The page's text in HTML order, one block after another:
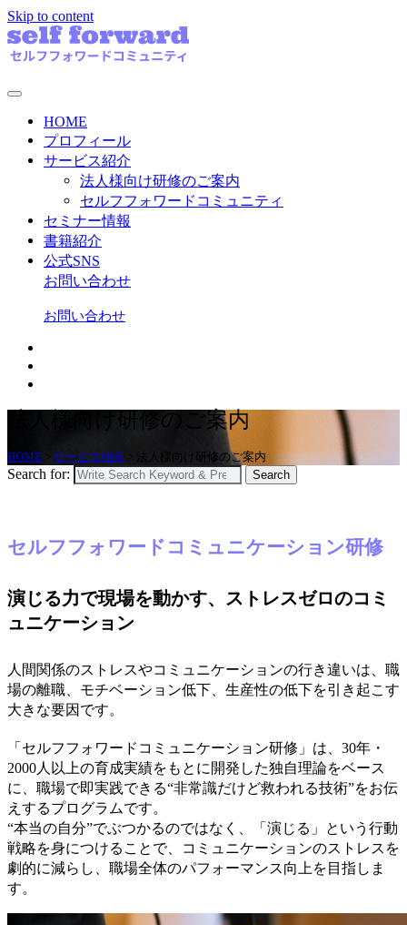
Skip to content
HOME
プロフィール
サービス紹介
法人様向け研修のご案内
セルフフォワードコミュニティ
セミナー情報
書籍紹介
公式SNS
お問い合わせ
お問い合わせ
法人様向け研修のご案内
HOME サービス紹介 法人様向け研修のご案内
Search for: Search
セルフフォワードコミュニケーション研修
演じる力で現場を動かす、ストレスゼロのコミ
ュニケーション
人間関係のストレスやコミュニケーションの行き違いは、職
場の離職、モチベーション低下、生産性の低下を引き起こす
大きな要因です。
「セルフフォワードコミュニケーション研修」は、30年・
2000人以上の育成実績をもとに開発した独自理論をベース
に、職場で即実践できる“非常識だけど救われる技術”をお伝
えするプログラムです。
“本当の自分”でぶつかるのではなく、「演じる」という行動
戦略を身につけることで、コミュニケーションのストレスを
劇的に減らし、職場全体のパフォーマンス向上を目指しま
す。